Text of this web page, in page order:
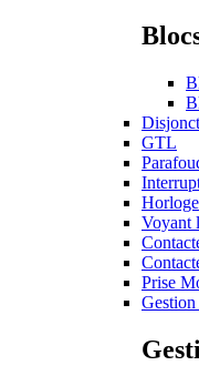
GTL
Horloge
Voyant
Prise